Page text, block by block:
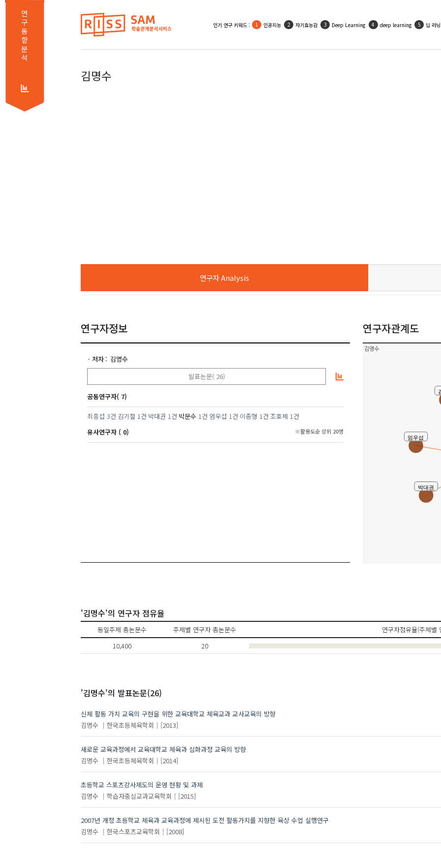
연
구
동
향
분
석
김명수
연구자 Analysis
연구자정보
저자
김명수
발표논문( 26)
공동연구자( 7)
최흥섭 3건 김기철 1건 박대권 1건 박문수 1건 엄우섭 1건 이종형 1건 조호제 1건
유사연구자 ( 0)
※활용도순 상위 20명
연구자관계도
김명수
엄우섭
박대권
'김명수'의 연구자 점유율
동일주제 총논문수 주제별 연구자 총논문수
연구자점유율(주제별
10,400
20
'김명수'의 발표논문(26)
신체 활동 가치 교육의 구현을 위한 교육대학교 체육교과 교사교육의 방향
김명수
한국초등체육학회 [2013]
새로운 교육과정에서 교육대학교 체육과 심화과정 교육의 방향
김명수
한국초등체육학회 [2014]
초등학교 스포츠강사제도의 운영 현황 및 과제
김명수
학습자중심교과교육학회 [2015]
2007년 개정 초등학교 체육과 교육과정에 제시된 도전 활동가치를 지향한 육상 수업 실행연구
김명수
한국스포츠교육학회 [2008]